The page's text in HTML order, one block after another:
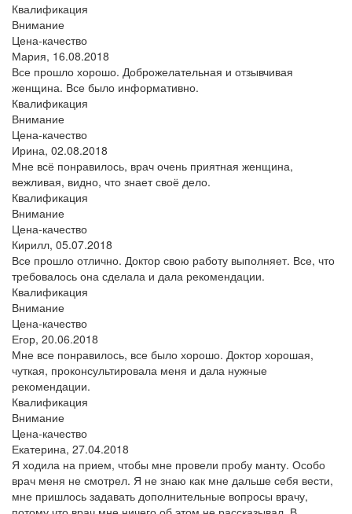
Квалификация
Внимание
Цена-качество
Мария, 16.08.2018
Все прошло хорошо. Доброжелательная и отзывчивая
женщина. Все было информативно.
Квалификация
Внимание
Цена-качество
Ирина, 02.08.2018
Мне всё понравилось, врач очень приятная женщина,
вежливая, видно, что знает своё дело.
Квалификация
Внимание
Цена-качество
Кирилл, 05.07.2018
Все прошло отлично. Доктор свою работу выполняет. Все, что
требовалось она сделала и дала рекомендации.
Квалификация
Внимание
Цена-качество
Егор, 20.06.2018
Мне все понравилось, все было хорошо. Доктор хорошая,
чуткая, проконсультировала меня и дала нужные
рекомендации.
Квалификация
Внимание
Цена-качество
Екатерина, 27.04.2018
Я ходила на прием, чтобы мне провели пробу манту. Особо
врач меня не смотрел. Я не знаю как мне дальше себя вести,
мне пришлось задавать дополнительные вопросы врачу,